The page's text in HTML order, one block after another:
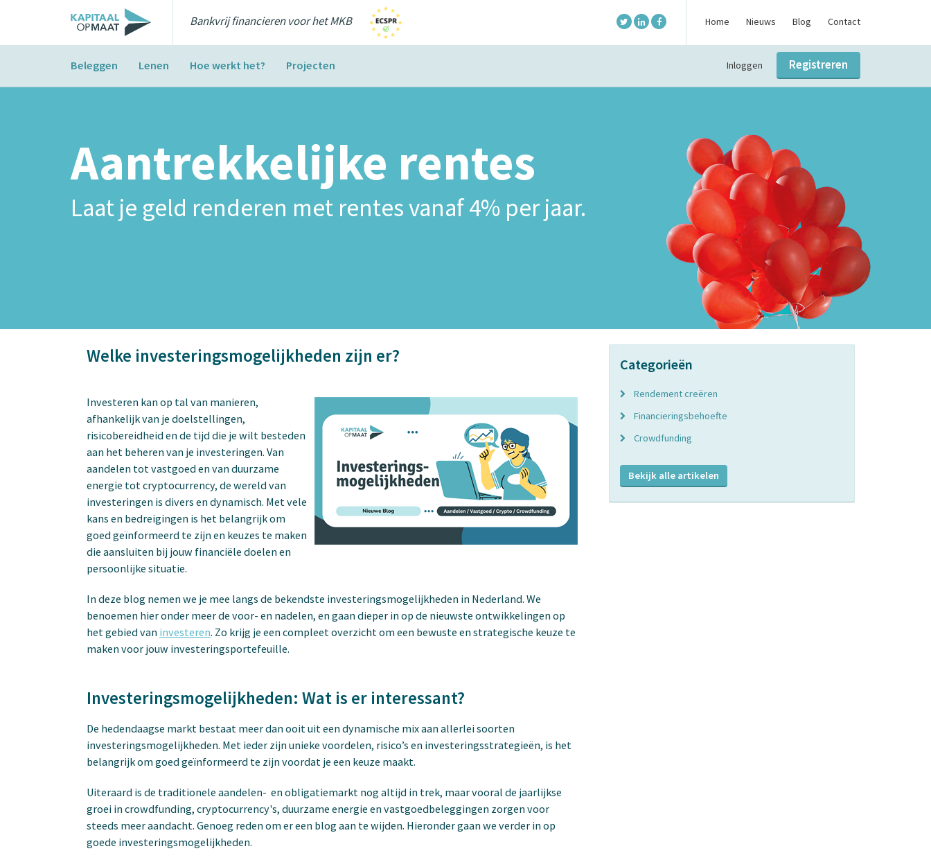
Bankvrij financieren voor het MKB Home Nieuws Blog Contact
Beleggen Lenen Hoe werkt het? Projecten Inloggen Registreren
Aantrekkelijke rentes
Laat je geld renderen met rentes vanaf 4% per jaar.
Welke investeringsmogelijkheden zijn er?
Investeren kan op tal van manieren,
afhankelijk van je doelstellingen,
risicobereidheid en de tijd die je wilt besteden
aan het beheren van je investeringen. Van
aandelen tot vastgoed en van duurzame
energie tot cryptocurrency, de wereld van
investeringen is divers en dynamisch. Met vele
kans en bedreigingen is het belangrijk om
goed geïnformeerd te zijn en keuzes te maken
die aansluiten bij jouw financiële doelen en
persoonlijke situatie.
In deze blog nemen we je mee langs de bekendste investeringsmogelijkheden in Nederland. We
benoemen hier onder meer de voor- en nadelen, en gaan dieper in op de nieuwste ontwikkelingen op
het gebied van investeren. Zo krijg je een compleet overzicht om een bewuste en strategische keuze te
maken voor jouw investeringsportefeuille.
Investeringsmogelijkheden: Wat is er interessant?
De hedendaagse markt bestaat meer dan ooit uit een dynamische mix aan allerlei soorten
investeringsmogelijkheden. Met ieder zijn unieke voordelen, risico’s en investeringsstrategieën, is het
belangrijk om goed geïnformeerd te zijn voordat je een keuze maakt.
Uiteraard is de traditionele aandelen- en obligatiemarkt nog altijd in trek, maar vooral de jaarlijkse
groei in crowdfunding, cryptocurrency's, duurzame energie en vastgoedbeleggingen zorgen voor
steeds meer aandacht. Genoeg reden om er een blog aan te wijden. Hieronder gaan we verder in op
goede investeringsmogelijkheden.
Categorieën
Rendement creëren
Financieringsbehoefte
Crowdfunding
Bekijk alle artikelen